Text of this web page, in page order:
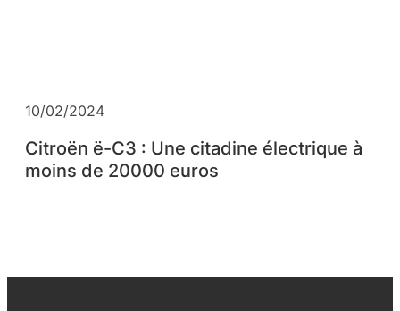
10/02/2024
Citroën ë-C3 : Une citadine électrique à
moins de 20000 euros